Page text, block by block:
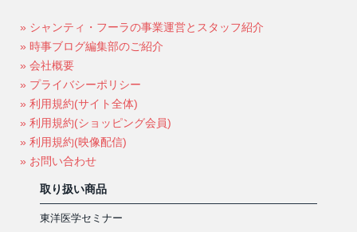
» シャンティ・フーラの事業運営とスタッフ紹介
» 時事ブログ編集部のご紹介
» 会社概要
» プライバシーポリシー
» 利用規約(サイト全体)
» 利用規約(ショッピング会員)
» 利用規約(映像配信)
» お問い合わせ
取り扱い商品
東洋医学セミナー